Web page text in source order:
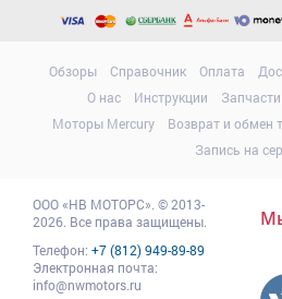
Обзоры Справочник Оплата
О нас
Инструкции Запчасти
Моторы Mercury
Возврат и обмен
Запись на
ООО«НВ МОТОРС» © 2013-
2026. Все права защищены.
Телефон: +7 (812) 949-89-89
Электронная почта:
info@nwmotors.ru